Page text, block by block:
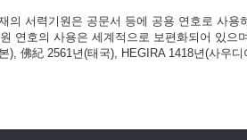
의 서력기원은 공문서 등에 공용 연호로 사
연호의 사용은 세계적으로 보편화되어 있으
佛紀 2561년(태국), HEGIRA 1418년(사우